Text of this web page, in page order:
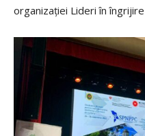
organizației Lideri în